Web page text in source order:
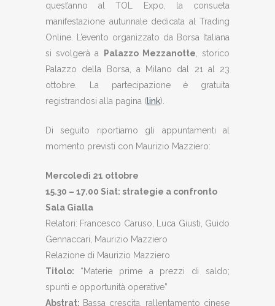
quest’anno al TOL Expo, la consueta
manifestazione autunnale dedicata al Trading
Online. L’evento organizzato da Borsa Italiana
si svolgerà a
Palazzo Mezzanotte, storico
Palazzo della Borsa, a Milano dal 21 al 23
ottobre. La partecipazione è gratuita
registrandosi alla pagina (link).
Di seguito riportiamo gli appuntamenti al
momento previsti con Maurizio Mazziero:
Mercoledì 21 ottobre
15.30 – 17.00 Siat: strategie a confronto
Sala Gialla
Relatori: Francesco Caruso, Luca Giusti, Guido
Gennaccari, Maurizio Mazziero
Relazione di Maurizio Mazziero
Titolo: “Materie prime a prezzi di saldo;
spunti e opportunità operative”
Abstrat: Bassa crescita, rallentamento cinese